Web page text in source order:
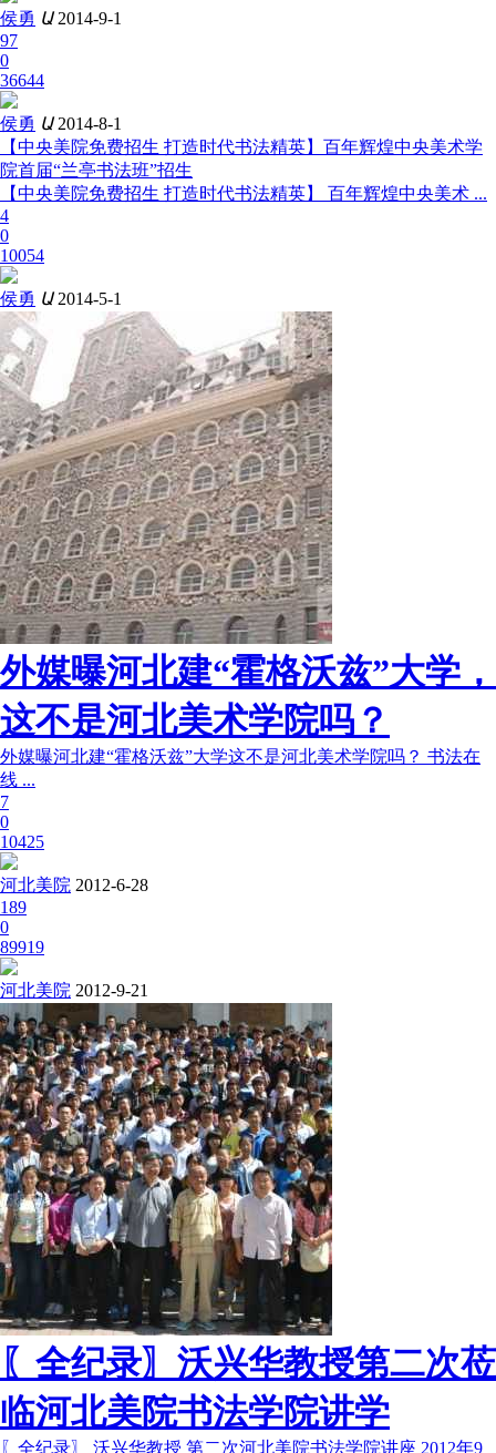
侯勇 Ա 2014-9-1
97
0
36644
侯勇 Ա 2014-8-1
【中央美院免费招生 打造时代书法精英】百年辉煌中央美术学
院首届“兰亭书法班”招生
【中央美院免费招生 打造时代书法精英】 百年辉煌中央美术 ...
4
0
10054
侯勇 Ա 2014-5-1
外媒曝河北建“霍格沃兹”大学，
这不是河北美术学院吗？
外媒曝河北建“霍格沃兹”大学这不是河北美术学院吗？ 书法在
线 ...
7
0
10425
河北美院 2012-6-28
189
0
89919
河北美院 2012-9-21
〖全纪录〗沃兴华教授第二次莅
临河北美院书法学院讲学
〖全纪录〗 沃兴华教授 第二次河北美院书法学院讲座 2012年9